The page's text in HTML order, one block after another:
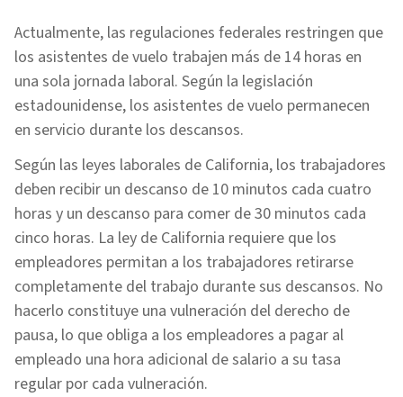
Actualmente, las regulaciones federales restringen que
los asistentes de vuelo trabajen más de 14 horas en
una sola jornada laboral. Según la legislación
estadounidense, los asistentes de vuelo permanecen
en servicio durante los descansos.
Según las leyes laborales de California, los trabajadores
deben recibir un descanso de 10 minutos cada cuatro
horas y un descanso para comer de 30 minutos cada
cinco horas. La ley de California requiere que los
empleadores permitan a los trabajadores retirarse
completamente del trabajo durante sus descansos. No
hacerlo constituye una vulneración del derecho de
pausa, lo que obliga a los empleadores a pagar al
empleado una hora adicional de salario a su tasa
regular por cada vulneración.